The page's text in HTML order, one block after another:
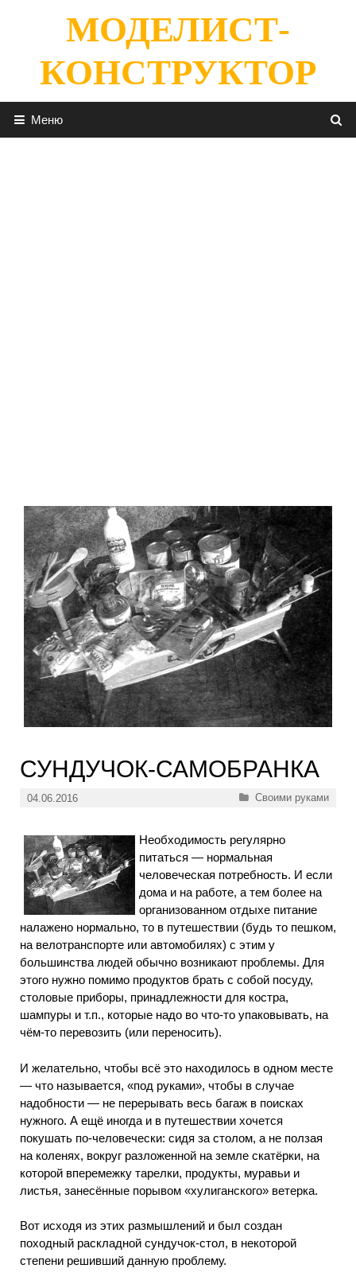
содержимомуМОДЕЛИСТ-
КОНСТРУКТОР
Меню
СУНДУЧОК-САМОБРАНКА
04.06.2016 Рубрики
Своими руками
Необходимость регулярно
питаться — нормальная
человеческая потребность. И если
дома и на работе, а тем более на
организованном отдыхе питание
налажено нормально, то в путешествии (будь то пешком,
на велотранспорте или автомобилях) с этим у
большинства людей обычно возникают проблемы. Для
этого нужно помимо продуктов брать с собой посуду,
столовые приборы, принадлежности для костра,
шампуры и т.п., которые надо во что-то упаковывать, на
чём-то перевозить (или переносить).
И желательно, чтобы всё это находилось в одном месте
— что называется, «под руками», чтобы в случае
надобности — не перерывать весь багаж в поисках
нужного. А ещё иногда и в путешествии хочется
покушать по-человечески: сидя за столом, а не ползая
на коленях, вокруг разложенной на земле скатёрки, на
которой вперемежку тарелки, продукты, муравьи и
листья, занесённые порывом «хулиганского» ветерка.
Вот исходя из этих размышлений и был создан
походный раскладной сундучок-стол, в некоторой
степени решивший данную проблему.